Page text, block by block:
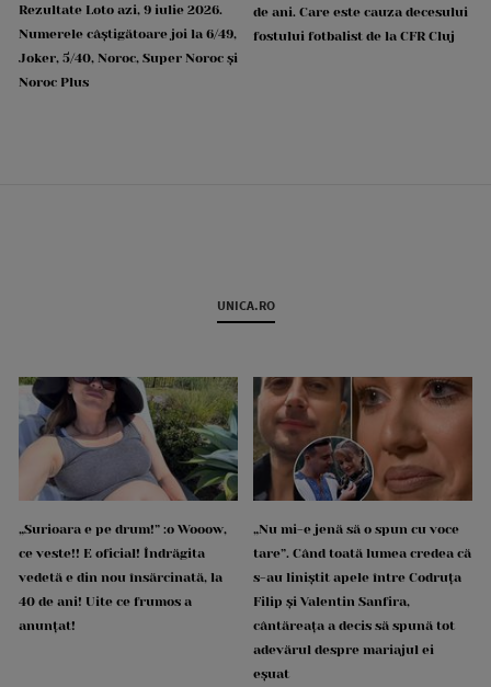
Rezultate Loto azi, 9 iulie 2026.
Numerele câștigătoare joi la 6/49,
Joker, 5/40, Noroc, Super Noroc și
Noroc Plus
de ani. Care este cauza decesului
fostului fotbalist de la CFR Cluj
UNICA.RO
„Surioara e pe drum!” :o Wooow,
ce veste!! E oficial! Îndrăgita
vedetă e din nou însărcinată, la
40 de ani! Uite ce frumos a
anunțat!
„Nu mi-e jenă să o spun cu voce
tare”. Când toată lumea credea că
s-au liniștit apele între Codruța
Filip și Valentin Sanfira,
cântăreața a decis să spună tot
adevărul despre mariajul ei
eșuat